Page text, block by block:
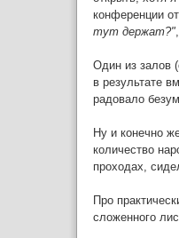
конференции
тут держат?"
Один из залов
в результате
радовало
Ну и конечно
количество
проходах,
Про
сложенного